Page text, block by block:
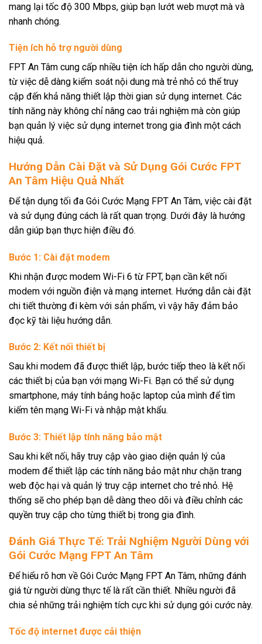
mang lại tốc độ 300 Mbps, giúp bạn lướt web mượt mà và
nhanh chóng.
Tiện ích hỗ trợ người dùng
FPT An Tâm cung cấp nhiều tiện ích hấp dẫn cho người dùng,
từ việc dễ dàng kiểm soát nội dung mà trẻ nhỏ có thể truy
cập đến khả năng thiết lập thời gian sử dụng internet. Các
tính năng này không chỉ nâng cao trải nghiệm mà còn giúp
bạn quản lý việc sử dụng internet trong gia đình một cách
hiệu quả.
Hướng Dẫn Cài Đặt và Sử Dụng Gói Cước FPT
An Tâm Hiệu Quả Nhất
Để tận dụng tối đa Gói Cước Mạng FPT An Tâm, việc cài đặt
và sử dụng đúng cách là rất quan trọng. Dưới đây là hướng
dẫn giúp bạn thực hiện điều đó.
Bước 1: Cài đặt modem
Khi nhận được modem Wi-Fi 6 từ FPT, bạn cần kết nối
modem với nguồn điện và mạng internet. Hướng dẫn cài đặt
chi tiết thường đi kèm với sản phẩm, vì vậy hãy đảm bảo
đọc kỹ tài liệu hướng dẫn.
Bước 2: Kết nối thiết bị
Sau khi modem đã được thiết lập, bước tiếp theo là kết nối
các thiết bị của bạn với mạng Wi-Fi. Bạn có thể sử dụng
smartphone, máy tính bảng hoặc laptop của mình để tìm
kiếm tên mạng Wi-Fi và nhập mật khẩu.
Bước 3: Thiết lập tính năng bảo mật
Sau khi kết nối, hãy truy cập vào giao diện quản lý của
modem để thiết lập các tính năng bảo mật như chặn trang
web độc hại và quản lý truy cập internet cho trẻ nhỏ. Hệ
thống sẽ cho phép bạn dễ dàng theo dõi và điều chỉnh các
quyền truy cập cho từng thiết bị trong gia đình.
Đánh Giá Thực Tế: Trải Nghiệm Người Dùng với
Gói Cước Mạng FPT An Tâm
Để hiểu rõ hơn về Gói Cước Mạng FPT An Tâm, những đánh
giá từ người dùng thực tế là rất cần thiết. Nhiều người đã
chia sẻ những trải nghiệm tích cực khi sử dụng gói cước này.
Tốc độ internet được cải thiện